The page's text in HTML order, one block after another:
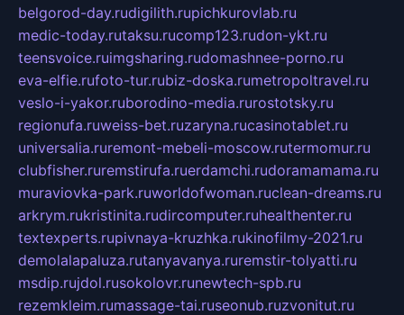
belgorod-day.rudigilith.rupichkurovlab.ru
medic-today.rutaksu.rucomp123.rudon-ykt.ru
teensvoice.ruimgsharing.rudomashnee-porno.ru
eva-elfie.rufoto-tur.rubiz-doska.rumetropoltravel.ru
veslo-i-yakor.ruborodino-media.rurostotsky.ru
regionufa.ruweiss-bet.ruzaryna.rucasinotablet.ru
universalia.ruremont-mebeli-moscow.rutermomur.ru
clubfisher.ruremstirufa.ruerdamchi.rudoramamama.ru
muraviovka-park.ruworldofwoman.ruclean-dreams.ru
arkrym.rukristinita.rudircomputer.ruhealthenter.ru
textexperts.rupivnaya-kruzhka.rukinofilmy-2021.ru
demolalapaluza.rutanyavanya.ruremstir-tolyatti.ru
msdip.rujdol.rusokolovr.runewtech-spb.ru
rezemkleim.rumassage-tai.ruseonub.ruzvonitut.ru